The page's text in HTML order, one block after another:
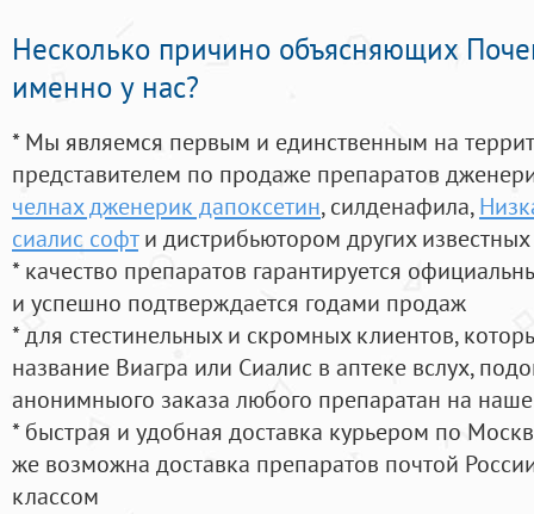
Несколько причино объясняющих
именно у нас?
* Мы являемся первым и единственным на
представителем по продаже препаратов
челнах дженерик дапоксетин, силденафила,
сиалис софти дистрибьютором других
* качество препаратов гарантируется
и успешно подтверждается годами продаж
* для стестинельных и скромных клиентов,
название Виагра или Сиалис в аптеке вслух,
анонимныого заказа любого препаратан на
* быстрая и удобная доставка курьером по
же возможна доставка препаратов почтой
классом